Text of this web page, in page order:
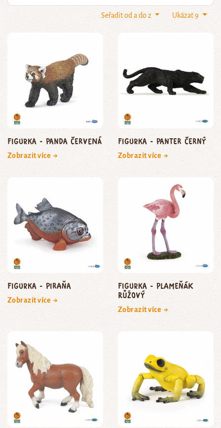
Ukázat 9
Seřadit od a do z
Figurka - panda červená
Zobrazit více →
Figurka - panter černý
Zobrazit více →
Figurka - piraňa
Zobrazit více →
Figurka - plameňák
růžový
Zobrazit více →